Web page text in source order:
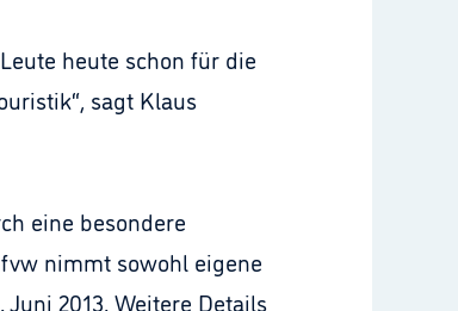
heute schon für die
sagt Klaus
eine besondere
nimmt sowohl eigene
2013. Weitere Details